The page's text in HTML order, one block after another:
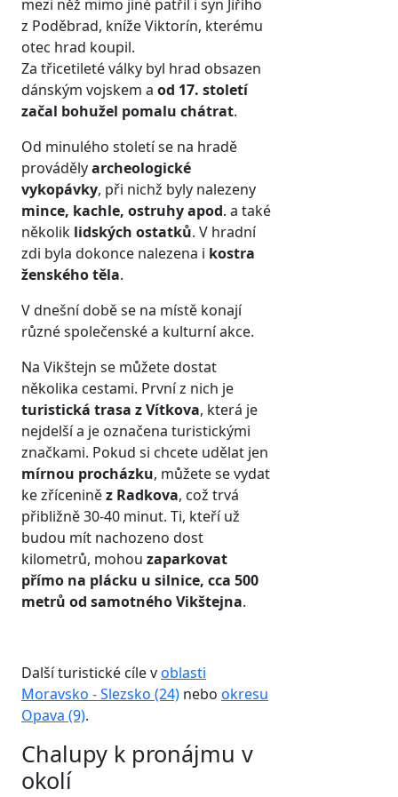
mezi něž mimo jiné patřil i syn Jiřího
z Poděbrad, kníže Viktorín, kterému
otec hrad koupil.
Za třicetileté války byl hrad obsazen
dánským vojskem a od 17. století
začal bohužel pomalu chátrat.
Od minulého století se na hradě
provádělyarcheologické
vykopávky, při nichž byly nalezeny
mince, kachle, ostruhy apod. a také
několik lidských ostatků. V hradní
zdi byla dokonce nalezena i kostra
ženského těla.
V dnešní době se na místě konají
různé společenské a kulturní akce.
Na Vikštejn se můžete dostat
několika cestami. První z nich je
turistická trasa z Vítkova, která je
nejdelší a je označena turistickými
značkami. Pokud si chcete udělat jen
mírnou procházku, můžete se vydat
ke zříceniněz Radkova, což trvá
přibližně 30-40 minut. Ti, kteří už
budou mít nachozeno dost
kilometrů, mohou zaparkovat
přímo na plácku u silnice, cca 500
metrů od samotného Vikštejna.
Další turistické cíle voblasti
Moravsko - Slezsko (24) nebo okresu
Opava (9).
Chalupy k pronájmu v
okolí